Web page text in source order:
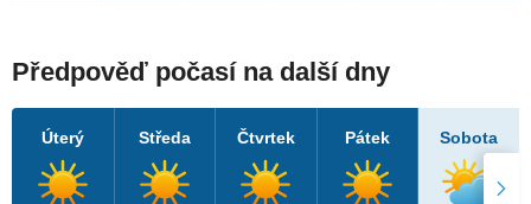
Předpověď počasí na další dny
Úterý Středa Čtvrtek Pátek Sobota